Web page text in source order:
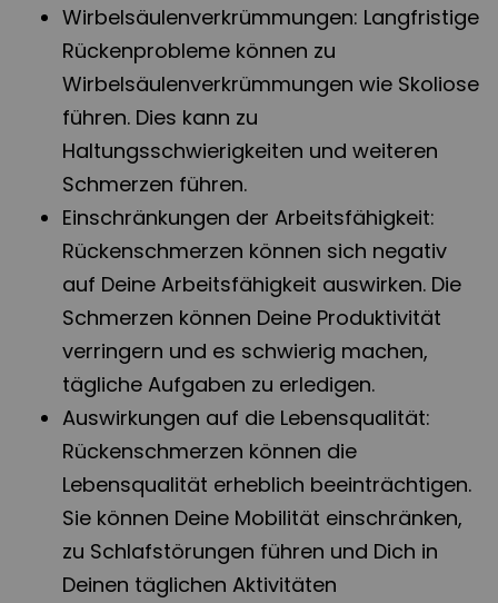
Wirbelsäulenverkrümmungen: Langfristige
Rückenprobleme können zu
Wirbelsäulenverkrümmungen wie Skoliose
führen. Dies kann zu
Haltungsschwierigkeiten und weiteren
Schmerzen führen.
Einschränkungen der Arbeitsfähigkeit:
Rückenschmerzen können sich negativ
auf Deine Arbeitsfähigkeit auswirken. Die
Schmerzen können Deine Produktivität
verringern und es schwierig machen,
tägliche Aufgaben zu erledigen.
Auswirkungen auf die Lebensqualität:
Rückenschmerzen können die
Lebensqualität erheblich beeinträchtigen.
Sie können Deine Mobilität einschränken,
zu Schlafstörungen führen und Dich in
Deinen täglichen Aktivitäten